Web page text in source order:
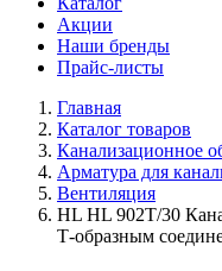
Акции
Наши бренды
Прайс-листы
Главная
Каталог товаров
Канализационное
Арматура для
Вентиляция
HL HL 902T/30
Т-образным